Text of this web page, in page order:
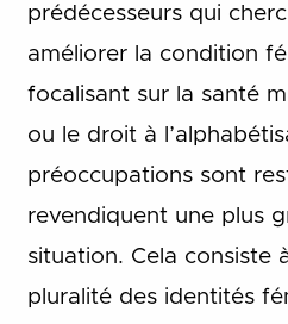
prédécesseurs qui
améliorer la condition
focalisant sur la santé
ou le droit à
préoccupations sont
revendiquent une plus
situation. Cela consiste
pluralité des identités